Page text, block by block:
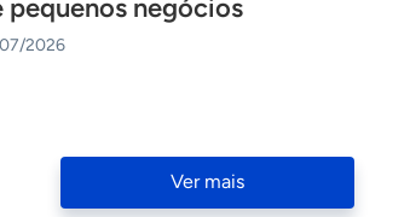
pequenos negócios
2026
Ver mais